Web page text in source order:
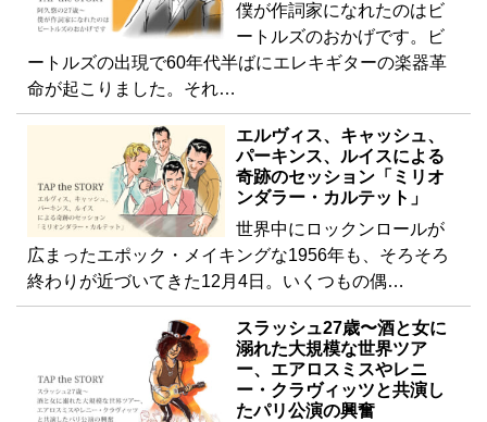
僕が作詞家になれたのはビ
ートルズのおかげです。ビ
ートルズの出現で60年代半ばにエレキギターの楽器革
命が起こりました。それ…
エルヴィス、キャッシュ、
パーキンス、ルイスによる
奇跡のセッション「ミリオ
ンダラー・カルテット」
世界中にロックンロールが
広まったエポック・メイキングな1956年も、そろそろ
終わりが近づいてきた12月4日。いくつもの偶…
スラッシュ27歳〜酒と女に
溺れた大規模な世界ツア
ー、エアロスミスやレニ
ー・クラヴィッツと共演し
たパリ公演の興奮